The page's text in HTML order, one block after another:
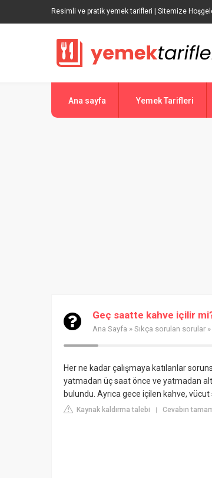
Resimli ve pratik yemek tarifleri | Sitemize
Ana sayfa Yemek Tarifleri
Geç saatte kahve içilir
Ana Sayfa » Sıkça sorulan sorular
Her ne kadar çalışmaya katılanlar
yatmadan üç saat önce ve yatmadan
bulundu. Ayrıca gece içilen kahve,
Kaynak kaldırma talebi | Cevabın